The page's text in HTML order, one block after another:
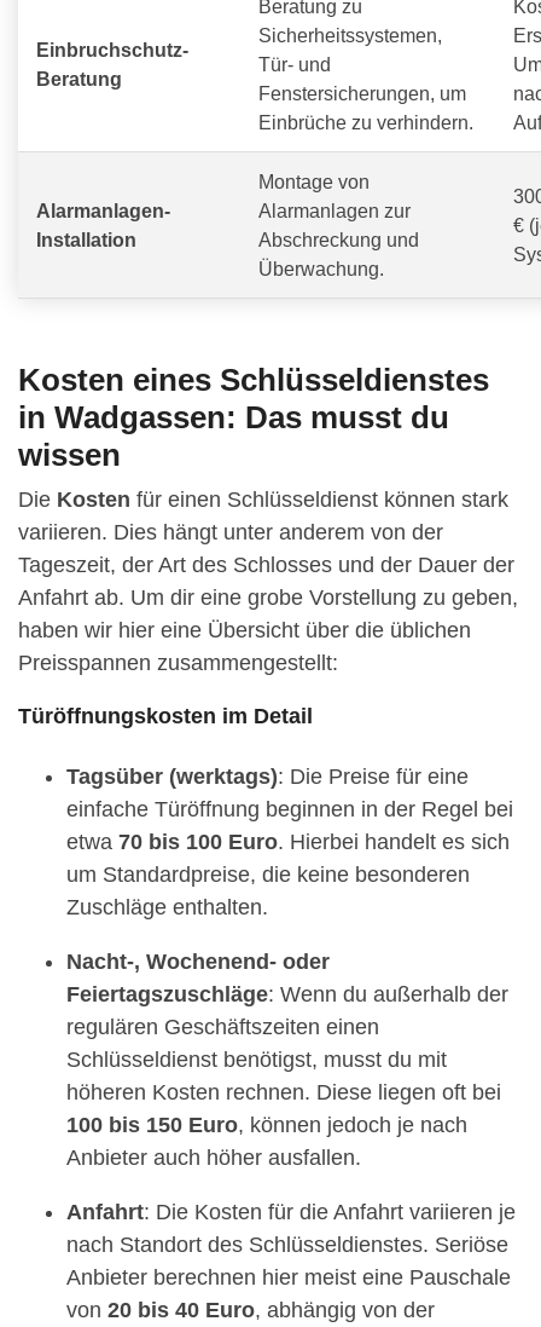
Einbruchschutz-
Beratung
Beratung zu
Sicherheitssystemen,
Tür- und
Fenstersicherungen, um
Einbrüche zu verhindern.
Alarmanlagen-
Installation
Montage von
Alarmanlagen zur
Abschreckung und
Überwachung.
€
Kosten eines Schlüsseldienstes
in Wadgassen: Das musst du
wissen
Die Kosten für einen Schlüsseldienst können stark
variieren. Dies hängt unter anderem von der
Tageszeit, der Art des Schlosses und der Dauer der
Anfahrt ab. Um dir eine grobe Vorstellung zu geben,
haben wir hier eine Übersicht über die üblichen
Preisspannen zusammengestellt:
Türöffnungskosten im Detail
Tagsüber (werktags): Die Preise für eine
einfache Türöffnung beginnen in der Regel bei
etwa 70 bis 100 Euro. Hierbei handelt es sich
um Standardpreise, die keine besonderen
Zuschläge enthalten.
Nacht-, Wochenend- oder
Feiertagszuschläge: Wenn du außerhalb der
regulären Geschäftszeiten einen
Schlüsseldienst benötigst, musst du mit
höheren Kosten rechnen. Diese liegen oft bei
100 bis 150 Euro, können jedoch je nach
Anbieter auch höher ausfallen.
Anfahrt: Die Kosten für die Anfahrt variieren je
nach Standort des Schlüsseldienstes. Seriöse
Anbieter berechnen hier meist eine Pauschale
von 20 bis 40 Euro, abhängig von der